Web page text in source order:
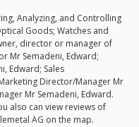
Analyzing, and Controlling
Goods; Watches and
director or manager of
Mr Semadeni, Edward;
Edward; Sales
Director/Manager Mr
Mr Semadeni, Edward.
also can view reviews of
AG on the map.